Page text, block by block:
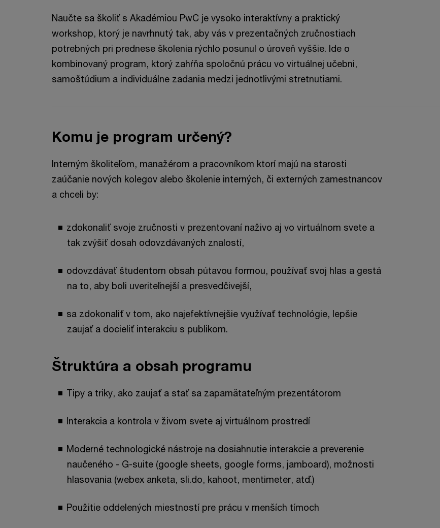
Naučte sa školiť s Akadémiou PwC je vysoko interaktívny a praktický
workshop, ktorý je navrhnutý tak, aby vás v prezentačných zručnostiach
potrebných pri prednese školenia rýchlo posunul o úroveň vyššie. Ide o
kombinovaný program, ktorý zahŕňa spoločnú prácu vo virtuálnej učebni,
samoštúdium a individuálne zadania medzi jednotlivými stretnutiami.
Komu je program určený?
Interným školiteľom, manažérom a pracovníkom ktorí majú na starosti
zaúčanie nových kolegov alebo školenie interných, či externých zamestnancov
a chceli by:
zdokonaliť svoje zručnosti v prezentovaní naživo aj vo virtuálnom svete a
tak zvýšiť dosah odovzdávaných znalostí,
odovzdávať študentom obsah pútavou formou, používať svoj hlas a gestá
na to, aby boli uveriteľnejší a presvedčivejší,
sa zdokonaliť v tom, ako najefektívnejšie využívať technológie, lepšie
zaujať a docieliť interakciu s publikom.
Štruktúra a obsah programu
Tipy a triky, ako zaujať a stať sa zapamätateľným prezentátorom
Interakcia a kontrola v živom svete aj virtuálnom prostredí
Moderné technologické nástroje na dosiahnutie interakcie a preverenie
naučeného - G-suite (google sheets, google forms, jamboard), možnosti
hlasovania (webex anketa, sli.do, kahoot, mentimeter, atď.)
Použitie oddelených miestností pre prácu v menších tímoch